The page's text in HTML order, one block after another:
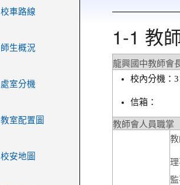
校車路線
師生概況
處室分機
教室配置圖
校安地圖
1-1 教
龍興國中教師會
校內分機：
信箱：
教師會人員職掌
理
監